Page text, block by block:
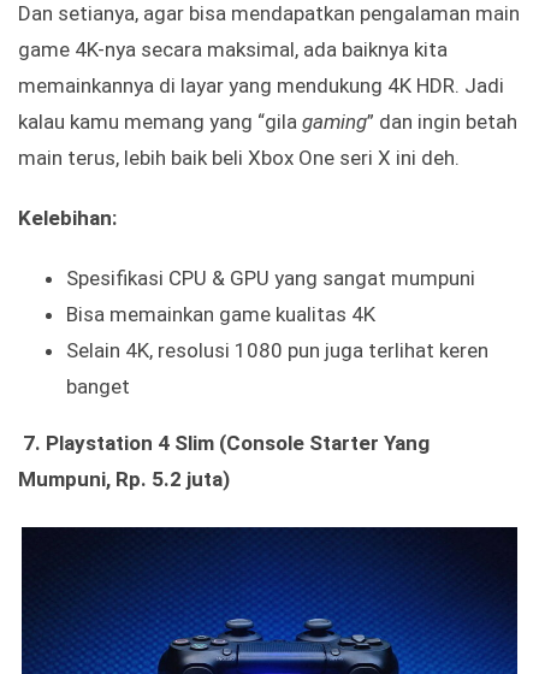
Dan setianya, agar bisa mendapatkan pengalaman main
game 4K-nya secara maksimal, ada baiknya kita
memainkannya di layar yang mendukung 4K HDR. Jadi
kalau kamu memang yang “gila gaming” dan ingin betah
main terus, lebih baik beli Xbox One seri X ini deh.
Kelebihan:
Spesifikasi CPU & GPU yang sangat mumpuni
Bisa memainkan game kualitas 4K
Selain 4K, resolusi 1080 pun juga terlihat keren
banget
7. Playstation 4 Slim (Console Starter Yang
Mumpuni, Rp. 5.2 juta)